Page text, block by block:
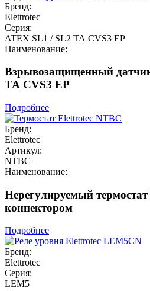
Бренд:
Elettrotec
Серия:
ATEX SL1 / SL2 TA CVS3 EP
Наименование:
Взрывозащищенный
TA CVS3 EP
Подробнее
Бренд:
Elettrotec
Артикул:
NTBC
Наименование:
Нерегулируемый
коннектором
Подробнее
Бренд:
Elettrotec
Серия:
LEM5